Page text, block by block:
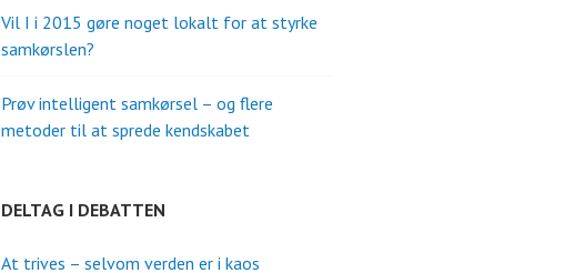
Vil I i 2015 gøre noget lokalt for at styrke
samkørslen?
Prøv intelligent samkørsel – og flere
metoder til at sprede kendskabet
DELTAG I DEBATTEN
At trives – selvom verden er i kaos